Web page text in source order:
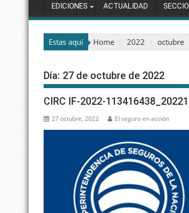
EDICIONES ACTUALIDAD
Estas aquí Home 2022 octubre
Día: 27 de octubre de 2022
CIRC IF-2022-
27 octubre, 2022 El seguro en acción